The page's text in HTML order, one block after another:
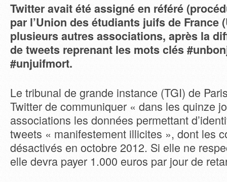
Twitter avait été assigné en référé
par l’Union des étudiants juifs de France
plusieurs autres associations, après la
de tweets reprenant les mots clés
#unjuifmort.
Le tribunal de grande instance (TGI) de
Twitter de communiquer « dans les quinze
associations les données permettant
tweets « manifestement illicites », dont les
désactivés en octobre 2012. Si elle ne
elle devra payer 1.000 euros par jour de